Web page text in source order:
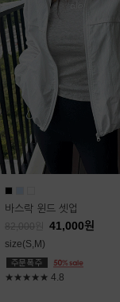
바스락 윈드 셋업
82,000 41,000원
size(S,M)
★★★★★ 4.8